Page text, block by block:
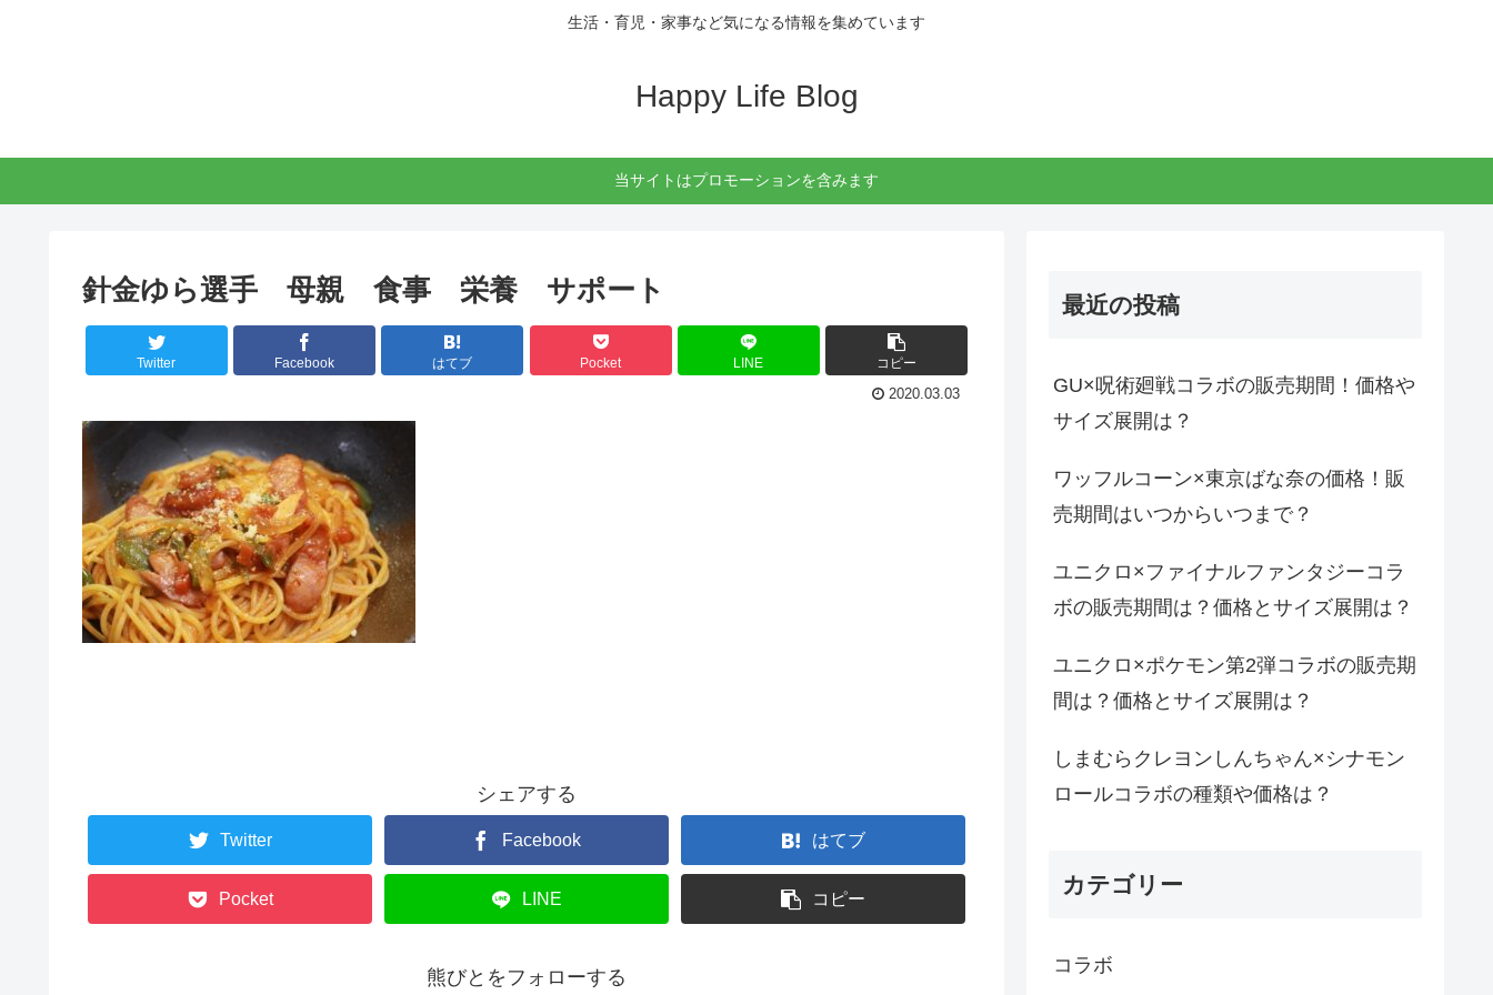
生活・育児・家事など気になる情報を集めています
Happy Life Blog
当サイトはプロモーションを含みます
針金ゆら選手 母親 食事 栄養 サポート
Twitter Facebook はてブ Pocket LINE コピー
2020.03.03
シェアする
Twitter Facebook はてブ
Pocket LINE コピー
熊びとをフォローする
最近の投稿
GU×呪術廻戦コラボの販売期間！価格や
サイズ展開は？
ワッフルコーン×東京ばな奈の価格！販
売期間はいつからいつまで？
ユニクロ×ファイナルファンタジーコラ
ボの販売期間は？価格とサイズ展開は？
ユニクロ×ポケモン第2弾コラボの販売期
間は？価格とサイズ展開は？
しまむらクレヨンしんちゃん×シナモン
ロールコラボの種類や価格は？
カテゴリー
コラボ